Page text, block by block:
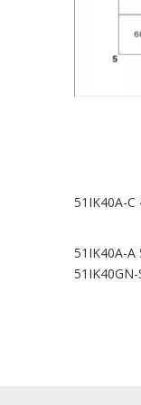
51IK40A-
51IK40A-A
51IK40GN-